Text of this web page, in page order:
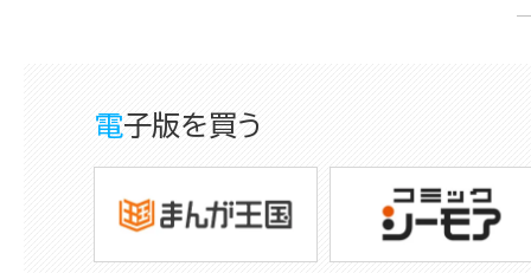
電子版を買う